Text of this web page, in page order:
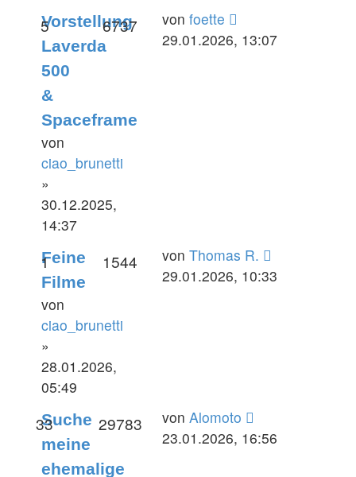
Vorstellung
Laverda
500
&
Spaceframe
von
ciao_brunetti
»
30.12.2025,
14:37
5Antworten6737 Zugriffe
Letzter
Beitrag
von foette
29.01.2026, 13:07
Feine
Filme
von
ciao_brunetti
»
28.01.2026,
05:49
1Antworten1544 Zugriffe
Letzter
Beitrag
von Thomas R.
29.01.2026, 10:33
Suche
meine
ehemalige
33Antworten29783Zugriffe
Letzter
Beitrag
von Alomoto
23.01.2026, 16:56